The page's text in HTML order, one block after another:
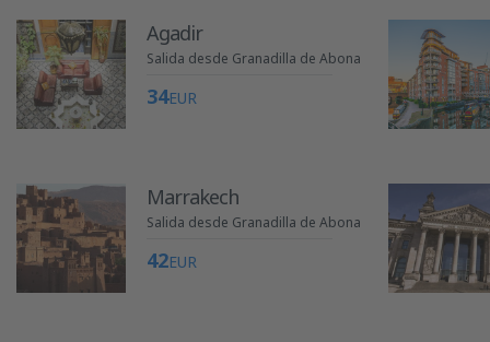
Agadir
Salida desde Granadilla de Abona
34EUR
Marrakech
Salida desde Granadilla de Abona
42EUR